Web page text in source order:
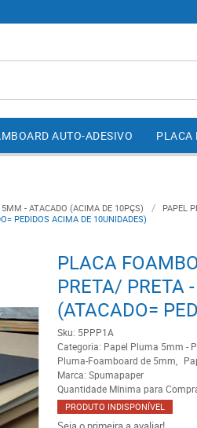
AUTO-ADESIVO PLACA
- ATACADO (ACIMA DE 10PÇS)
PAPEL
PEDIDOS ACIMA DE 10UNIDADES)
PLACA
PRETA/ PRETA
(ATACADO=
Sku: 5PPP1A
Categoria: Papel Pluma 5mm -
Pluma-Foamboard de 5mm
Marca: Spumapaper
Quantidade Mínima para
PRODUTO INDISPONÍVEL